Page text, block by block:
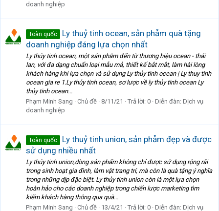
doanh nghiệp
Toàn quốc
Ly thuỷ tinh ocean, sản phẫm quà tặng
doanh nghiệp đáng lựa chọn nhất
Ly thủy tinh ocean, một sản phẫm đến từ thương hiệu ocean - thái
lan, với đa dạng chuẩn loại mẫu mả, thiết kế bắt mắt, làm hài lòng
khách hàng khi lựa chọn và sử dụng Ly thủy tinh ocean | Ly thuy tinh
ocean gia re 1.Ly thủy tinh ocean, sơ lược về ly thủy tinh ocean Ly
thủy tinh ocean...
Phạm Minh Sang
Chủ đề 8/11/21 Trả lời: 0 Diễn đàn: Dịch vụ
doanh nghiệp
Toàn quốc
Ly thuỷ tinh union, sản phẫm đẹp và được
sử dụng nhiều nhất
Ly thủy tinh union,dòng sản phẩm không chỉ được sử dụng rộng rãi
trong sinh hoạt gia đình, làm vật trang trí, mà còn là quà tặng ý nghĩa
trong những dịp đặc biệt. Ly thủy tinh union còn là một lựa chọn
hoàn hảo cho các doanh nghiệp trong chiến lược marketing tìm
kiếm khách hàng thông qua quà...
Phạm Minh Sang
Chủ đề 13/4/21 Trả lời: 0 Diễn đàn: Dịch vụ